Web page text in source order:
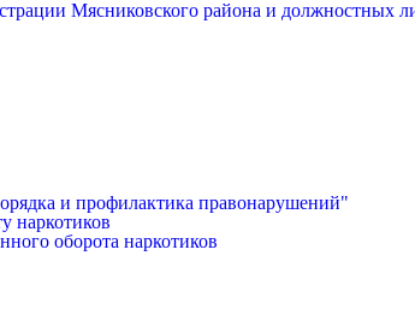
Мясниковского района и должностных
и профилактика правонарушений"
наркотиков
оборота наркотиков